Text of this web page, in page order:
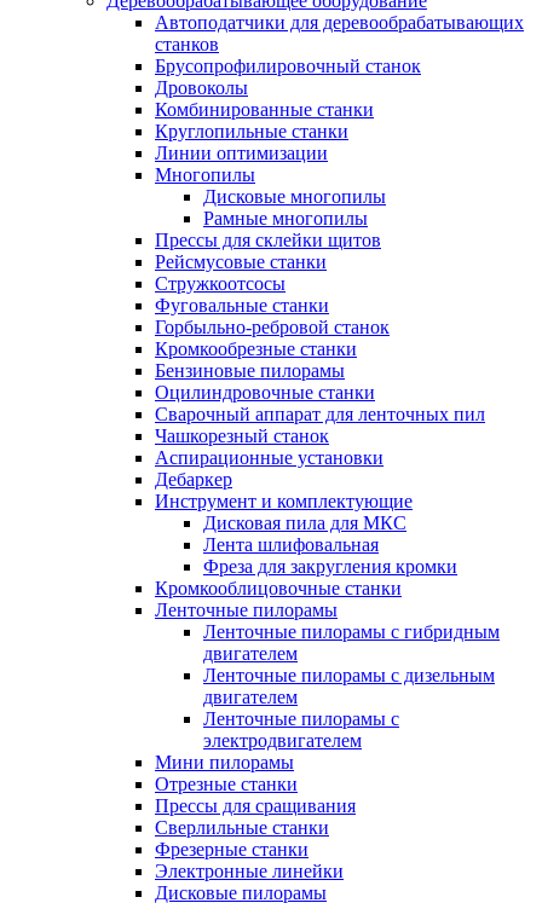
Автоподатчики для деревообрабатывающих
станков
Брусопрофилировочный станок
Дровоколы
Комбинированные станки
Круглопильные станки
Линии оптимизации
Многопилы
Дисковые многопилы
Рамные многопилы
Прессы для склейки щитов
Рейсмусовые станки
Стружкоотсосы
Фуговальные станки
Горбыльно-ребровой станок
Кромкообрезные станки
Бензиновые пилорамы
Оцилиндровочные станки
Сварочный аппарат для ленточных пил
Чашкорезный станок
Аспирационные установки
Дебаркер
Инструмент и комплектующие
Дисковая пила для МКС
Лента шлифовальная
Фреза для закругления кромки
Кромкооблицовочные станки
Ленточные пилорамы
Ленточные пилорамы с гибридным
двигателем
Ленточные пилорамы с дизельным
двигателем
Ленточные пилорамы с
электродвигателем
Мини пилорамы
Отрезные станки
Прессы для сращивания
Сверлильные станки
Фрезерные станки
Электронные линейки
Дисковые пилорамы